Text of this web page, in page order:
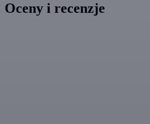
Oceny i recenzje